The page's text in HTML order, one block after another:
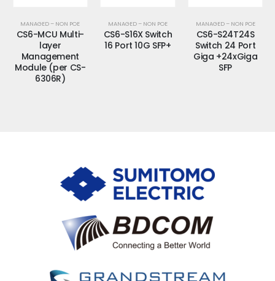
MANAGED – NON POE
CS6-S16X Switch
16 Port 10G SFP+
MANAGED – NON POE
CS6-S24T24S
Switch 24 Port
MANAGED – NON POE
CS6-S48S Switch
48 Port Giga SFP